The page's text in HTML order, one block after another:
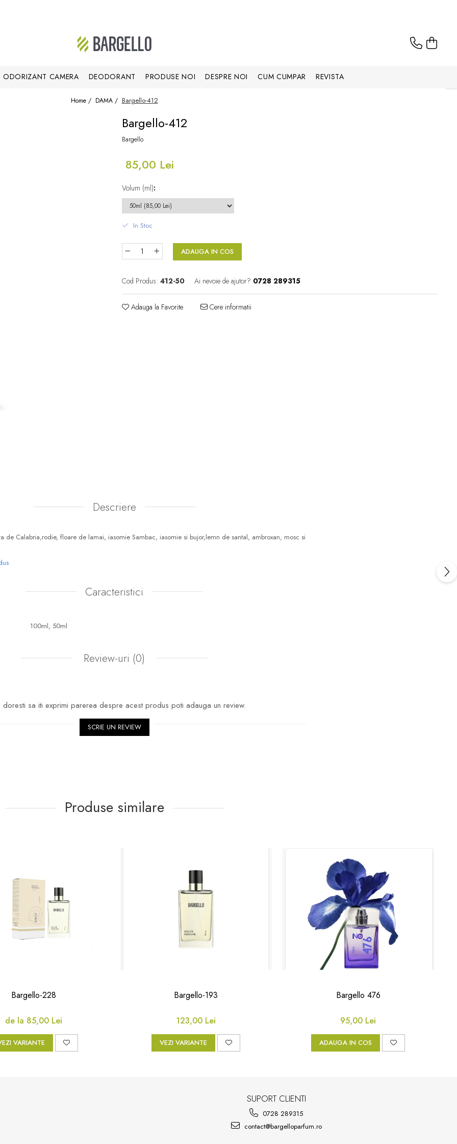
ODORIZANT CAMERA DEODORANT PRODUSE NOI DESPRE NOI CUM CUMPAR REVISTA
Home / DAMA / Bargello-412
Bargello-412
Bargello
85,00 Lei
Volum (ml):
In Stoc
ADAUGA IN COS
Cod Produs: 412-50 Ai nevoie de ajutor? 0728 289315
Adauga la Favorite Cere informatii
Descriere
de Calabria,rodie, floare de lamai, iasomie Sambac, iasomie si bujor,lemn de santal, ambroxan, mosc si
Caracteristici
100ml, 50ml
Review-uri (0)
doresti sa iti exprimi parerea despre acest produs poti adauga un review.
SCRIE UN REVIEW
Produse similare
Bargello-228
de la 85,00 Lei
VARIANTE
Bargello-193
123,00 Lei
VEZI VARIANTE
Bargello 476
95,00 Lei
ADAUGA IN COS
SUPORT CLIENTI
0728 289315
contact@bargelloparfum.ro